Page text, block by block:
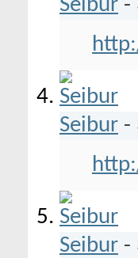
Seibur -
Seibur -
Seibur -